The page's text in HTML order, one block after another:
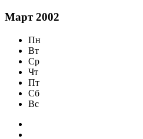
Март 2002
Пн
Вт
Ср
Чт
Пт
Сб
Вс